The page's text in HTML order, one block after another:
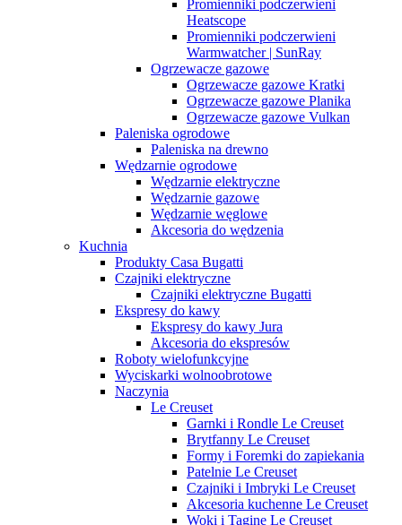
Promienniki podczerwieni
Heatscope
Promienniki podczerwieni
Warmwatcher | SunRay
Ogrzewacze gazowe
Ogrzewacze gazowe Kratki
Ogrzewacze gazowe Planika
Ogrzewacze gazowe Vulkan
Paleniska ogrodowe
Paleniska na drewno
Wędzarnie ogrodowe
Wędzarnie elektryczne
Wędzarnie gazowe
Wędzarnie węglowe
Akcesoria do wędzenia
Kuchnia
Produkty Casa Bugatti
Czajniki elektryczne
Czajniki elektryczne Bugatti
Ekspresy do kawy
Ekspresy do kawy Jura
Akcesoria do ekspresów
Roboty wielofunkcyjne
Wyciskarki wolnoobrotowe
Naczynia
Le Creuset
Garnki i Rondle Le Creuset
Brytfanny Le Creuset
Formy i Foremki do zapiekania
Patelnie Le Creuset
Czajniki i Imbryki Le Creuset
Akcesoria kuchenne Le Creuset
Woki i Tagine Le Creuset